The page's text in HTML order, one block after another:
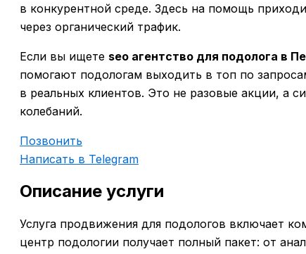
в конкурентной среде. Здесь на помощь
через органический трафик.
Если вы ищете seo агентство для подолога в
помогают подологам выходить в топ по
в реальных клиентов. Это не разовые акции, а
колебаний.
Позвонить
Написать в Telegram
Описание услуги
Услуга продвижения для подологов включает
центр подологии получает полный пакет: от